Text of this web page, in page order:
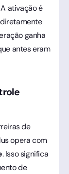
ativação é
ganha
antes eram
de
opera com
. Isso significa
de